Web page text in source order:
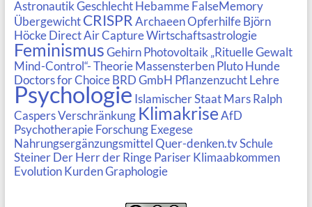
AstronautikGeschlecht Hebamme FalseMemory
Übergewicht CRISPRArchaeenOpferhilfe Björn
Höcke Direct Air CaptureWirtschaftsastrologie
FeminismusGehirn Photovoltaik „Rituelle Gewalt
Mind-Control“- Theorie Massensterben Pluto Hunde
Doctors for Choice BRD GmbH Pflanzenzucht Lehre
Psychologie Islamischer Staat Mars Ralph
CaspersVerschränkung KlimakriseAfD
Psychotherapie Forschung Exegese
NahrungsergänzungsmittelQuer-denken.tvSchule
Steiner Der Herr der Ringe Pariser Klimaabkommen
Evolution KurdenGraphologie